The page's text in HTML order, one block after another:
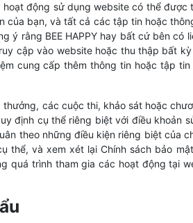
động sử dụng website có thể được
của bạn, và tất cả các tập tin hoặc
rằng BEE HAPPY hay bất cứ bên có
cập vào website hoặc thu thập bất kỳ
cung cấp thêm thông tin hoặc tập
các cuộc thi, khảo sát hoặc
định cụ thể riêng biệt với điều khoản
theo những điều kiện riêng biệt của
thể, và xem xét lại Chính sách bảo
quá trình tham gia các hoạt động tại